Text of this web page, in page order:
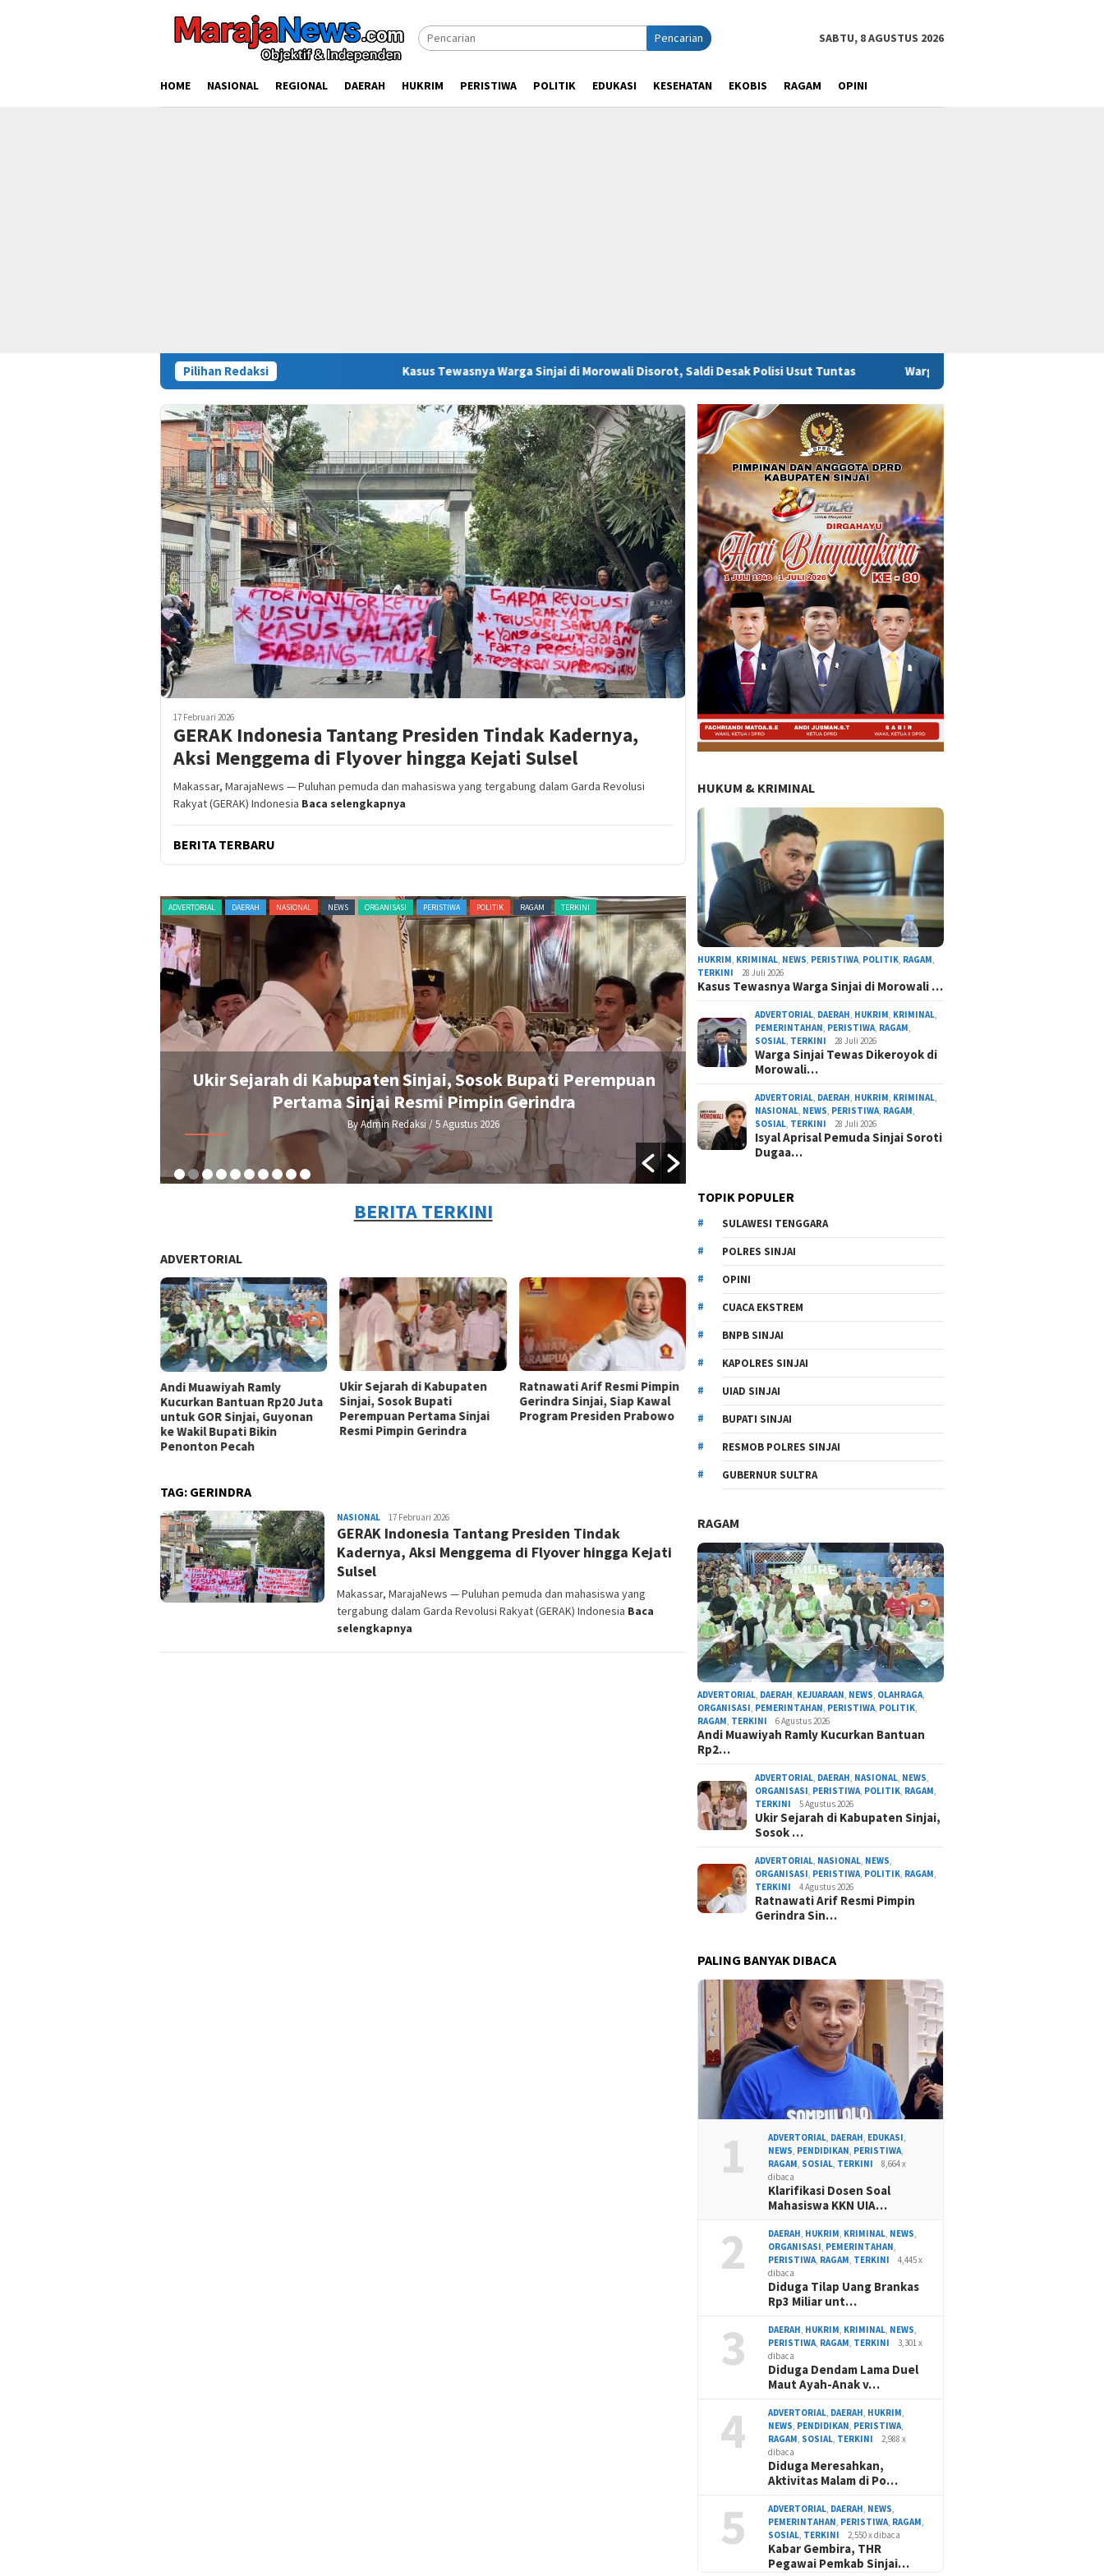
Pencarian SABTU, 8 AGUSTUS 2026
HOME NASIONAL REGIONAL DAERAH HUKRIM PERISTIWA POLITIK EDUKASI KESEHATAN EKOBIS RAGAM OPINI
Pilihan Redaksi Kasus Tewasnya Warga Sinjai di Morowali Disorot, Saldi Desak Polisi Usut Tuntas Warga Sinjai Tewas Dikeroyok di Morowali, Ketua
17 Februari 2026
GERAK Indonesia Tantang Presiden Tindak Kadernya,
Aksi Menggema di Flyover hingga Kejati Sulsel
Makassar, MarajaNews — Puluhan pemuda dan mahasiswa yang tergabung dalam Garda Revolusi
Rakyat (GERAK) Indonesia Baca selengkapnya
BERITA TERBARU
ADVERTORIAL DAERAH NASIONAL NEWS ORGANISASI PERISTIWA POLITIK RAGAM TERKINI
Ukir Sejarah di Kabupaten Sinjai, Sosok Bupati Perempuan
Pertama Sinjai Resmi Pimpin Gerindra
By Admin Redaksi / 5 Agustus 2026
ADVERTORIAL NEWS ORGANISASI
Ratnawati Arif Resmi Pimpin Gerindra Sinjai,
Program Presiden Prabowo
By Admin Redaksi
BERITA TERKINI
ADVERTORIAL
Andi Muawiyah Ramly
Kucurkan Bantuan Rp20 Juta
untuk GOR Sinjai, Guyonan
ke Wakil Bupati Bikin
Penonton Pecah
Ukir Sejarah di Kabupaten
Sinjai, Sosok Bupati
Perempuan Pertama Sinjai
Resmi Pimpin Gerindra
Ratnawati Arif Resmi Pimpin
Gerindra Sinjai, Siap Kawal
Program Presiden Prabowo
TAG: GERINDRA
NASIONAL Admin
Redaksi
17 Februari 2026
GERAK Indonesia Tantang Presiden Tindak
Kadernya, Aksi Menggema di Flyover hingga Kejati
Sulsel
Makassar, MarajaNews — Puluhan pemuda dan mahasiswa yang
tergabung dalam Garda Revolusi Rakyat (GERAK) Indonesia Baca
selengkapnya
HUKUM & KRIMINAL
HUKRIM, KRIMINAL, NEWS, PERISTIWA, POLITIK, RAGAM,
TERKINI
28 Juli 2026
Kasus Tewasnya Warga Sinjai di Morowali …
ADVERTORIAL, DAERAH, HUKRIM, KRIMINAL,
PEMERINTAHAN, PERISTIWA, RAGAM,
SOSIAL, TERKINI 28 Juli 2026
Warga Sinjai Tewas Dikeroyok di
Morowali…
ADVERTORIAL, DAERAH, HUKRIM, KRIMINAL,
NASIONAL, NEWS, PERISTIWA, RAGAM,
SOSIAL, TERKINI 28 Juli 2026
Isyal Aprisal Pemuda Sinjai Soroti
Dugaa…
TOPIK POPULER
SULAWESI TENGGARA
POLRES SINJAI
OPINI
CUACA EKSTREM
BNPB SINJAI
KAPOLRES SINJAI
UIAD SINJAI
BUPATI SINJAI
RESMOB POLRES SINJAI
GUBERNUR SULTRA
RAGAM
ADVERTORIAL DAERAH KEJUARAAN NEWS OLAHRAGA
ORGANISASI PEMERINTAHAN PERISTIWA POLITIK
RAGAM TERKINI 6 Agustus 2026
Andi Muawiyah Ramly Kucurkan Bantuan
Rp2…
ADVERTORIAL DAERAH NASIONAL NEWS
ORGANISASI PERISTIWA POLITIK RAGAM
TERKINI
5 Agustus 2026
Ukir Sejarah di Kabupaten Sinjai,
Sosok …
ADVERTORIAL NASIONAL NEWS
ORGANISASI PERISTIWA POLITIK RAGAM
TERKINI
4 Agustus 2026
Ratnawati Arif Resmi Pimpin
Gerindra Sin…
PALING BANYAK DIBACA
1 ADVERTORIAL DAERAH EDUKASI
NEWS PENDIDIKAN PERISTIWA
RAGAM SOSIAL TERKINI
8,664 x
dibaca
Klarifikasi Dosen Soal
Mahasiswa KKN UIA…
2 DAERAH HUKRIM KRIMINAL NEWS
ORGANISASI PEMERINTAHAN
PERISTIWA RAGAM TERKINI
4,445 x
dibaca
Diduga Tilap Uang Brankas
Rp3 Miliar unt…
3 DAERAH HUKRIM KRIMINAL NEWS
PERISTIWA RAGAM TERKINI
3,301 x
dibaca
Diduga Dendam Lama Duel
Maut Ayah-Anak v…
4 ADVERTORIAL DAERAH HUKRIM
NEWS PENDIDIKAN PERISTIWA
RAGAM SOSIAL TERKINI
2,988 x
dibaca
Diduga Meresahkan,
Aktivitas Malam di Po…
5 ADVERTORIAL DAERAH NEWS
PEMERINTAHAN PERISTIWA RAGAM
SOSIAL TERKINI 2,550 x dibaca
Kabar Gembira, THR
Pegawai Pemkab Sinjai…